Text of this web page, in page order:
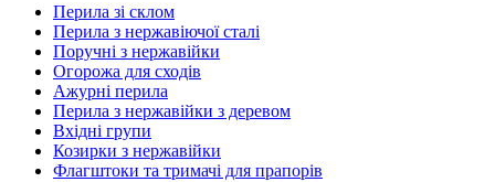
Перила зі склом
Перила з нержавіючої сталі
Поручні з нержавійки
Огорожа для сходів
Ажурні перила
Перила з нержавійки з деревом
Вхідні групи
Козирки з нержавійки
Флагштоки та тримачі для прапорів